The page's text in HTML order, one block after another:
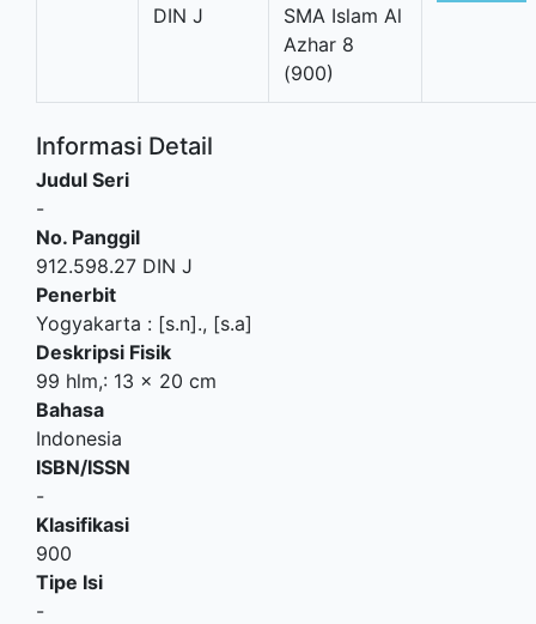
DIN J
SMA Islam Al
Azhar 8
(900)
Informasi Detail
Judul Seri
-
No. Panggil
912.598.27 DIN J
Penerbit
Yogyakarta : [s.n]., [s.a]
Deskripsi Fisik
99 hlm,: 13 x 20 cm
Bahasa
Indonesia
ISBN/ISSN
-
Klasifikasi
900
Tipe Isi
-